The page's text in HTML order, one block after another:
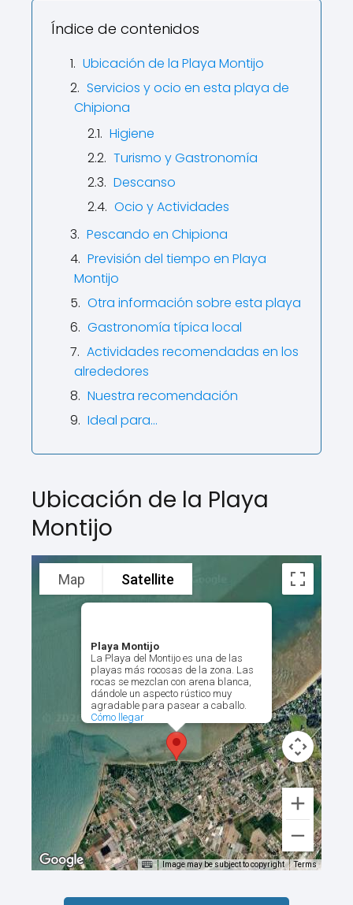
Índice de contenidos
Ubicación de la Playa Montijo
Servicios y ocio en esta playa de
Chipiona
Higiene
Turismo y Gastronomía
Descanso
Ocio y Actividades
Pescando en Chipiona
Previsión del tiempo en Playa
Montijo
Otra información sobre esta playa
Gastronomía típica local
Actividades recomendadas en los
alrededores
Nuestra recomendación
Ideal para…
Ubicación de la Playa
Montijo
Playa Montijo
La Playa del Montijo es una de las
playas más rocosas de la zona. Las
rocas se mezclan con arena blanca,
dándole un aspecto rústico muy
agradable para pasear a caballo.
Cómo llegar
Map Satellite
Image may be subject to copyright Terms